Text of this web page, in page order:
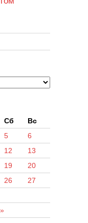
Сб Вс
5
6
12
13
19
20
26
27